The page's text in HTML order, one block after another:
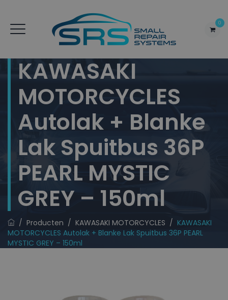
0
KAWASAKI
MOTORCYCLES
Autolak + Blanke
Lak Spuitbus 36P
PEARL MYSTIC
GREY – 150ml
/ Producten / KAWASAKI MOTORCYCLES / KAWASAKI
MOTORCYCLES Autolak + Blanke Lak Spuitbus 36P PEARL
MYSTIC GREY – 150ml